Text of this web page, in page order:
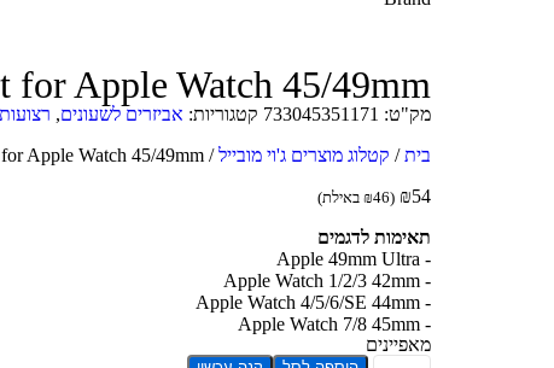
for Apple Watch 45/49mm
מק"ט: 733045351171 קטגוריות: אביזרים לשעונים,
בית/ קטלוג מוצרים ג'וי מובייל/
Apple Watch 45/49mm
₪54
(
₪46 באילת)
תאימות לדגמים
- Apple 49mm Ultra
- Apple Watch 1/2/3 42mm
- Apple Watch 4/5/6/SE 44mm
- Apple Watch 7/8 45mm
מאפיינים